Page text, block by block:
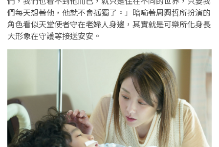
們每天想著他，他就不會孤獨了。」暗喻著周興哲所扮演的
角色看似天堂使者守在老婦人身邊，其實就是可樂所化身長
大形象在守護等接送安安。